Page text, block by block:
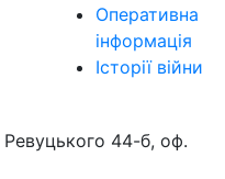
Оперативна
інформація
Історії війни
Ревуцького 44-б, оф.